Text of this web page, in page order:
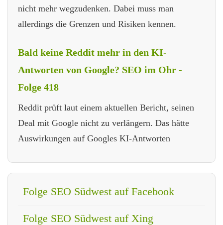
nicht mehr wegzudenken. Dabei muss man
allerdings die Grenzen und Risiken kennen.
Bald keine Reddit mehr in den KI-
Antworten von Google? SEO im Ohr -
Folge 418
Reddit prüft laut einem aktuellen Bericht, seinen
Deal mit Google nicht zu verlängern. Das hätte
Auswirkungen auf Googles KI-Antworten
Folge SEO Südwest auf Facebook
Folge SEO Südwest auf Xing